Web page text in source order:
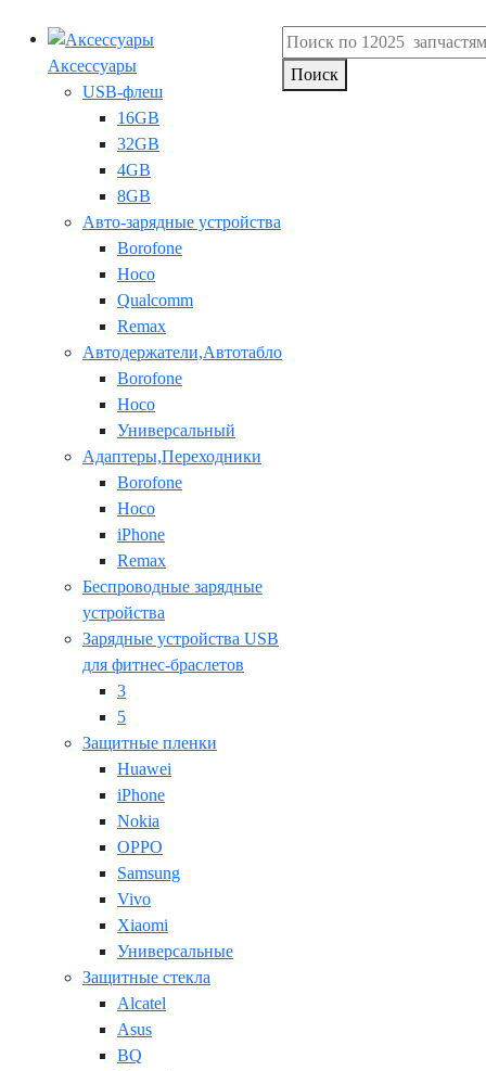
Аксессуары
USB-флеш
16GB
32GB
4GB
8GB
Авто-зарядные устройства
Borofone
Hoco
Qualcomm
Remax
Автодержатели,Автотабло
Borofone
Hoco
Универсальный
Адаптеры,Переходники
Borofone
Hoco
iPhone
Remax
Беспроводные зарядные
устройства
Зарядные устройства USB
для фитнес-браслетов
3
5
Защитные пленки
Huawei
iPhone
Nokia
OPPO
Samsung
Vivo
Xiaomi
Универсальные
Защитные стекла
Alcatel
Asus
BQ
Поиск